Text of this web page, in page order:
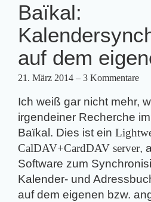
Baïkal:
auf dem
21. März 2014 – 3 Kommentare
Ich weiß gar nicht mehr,
irgendeiner Recherche
Baïkal. Dies ist ein
CalDAV+CardDAV server,
Software zum
Kalender- und
auf dem eigenen bzw.